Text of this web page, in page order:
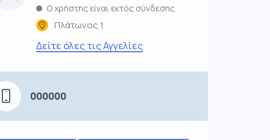
Ο χρήστης είναι εκτός σύνδεσης
Πλάτωνος 1
Δείτε όλες τις Αγγελίες
000000